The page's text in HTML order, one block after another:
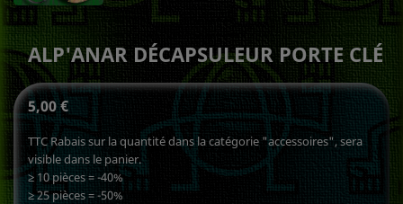
ALP'ANAR DÉCAPSULEUR PORTE CLÉ
5,00 €
TTC Rabais sur la quantité dans la catégorie "accessoires", sera
visible dans le panier.
≥ 10 pièces = -40%
≥ 25 pièces = -50%